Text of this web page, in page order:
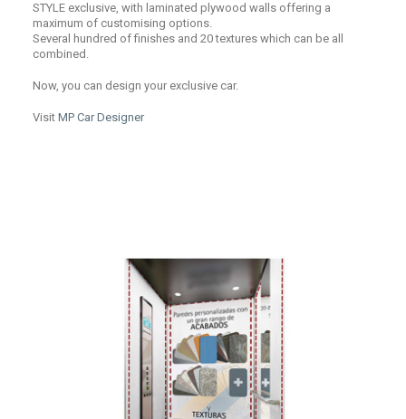
STYLE exclusive, with laminated plywood walls offering a
maximum of customising options.
Several hundred of finishes and 20 textures which can be all
combined.
Now, you can design your exclusive car.
Visit MP Car Designer